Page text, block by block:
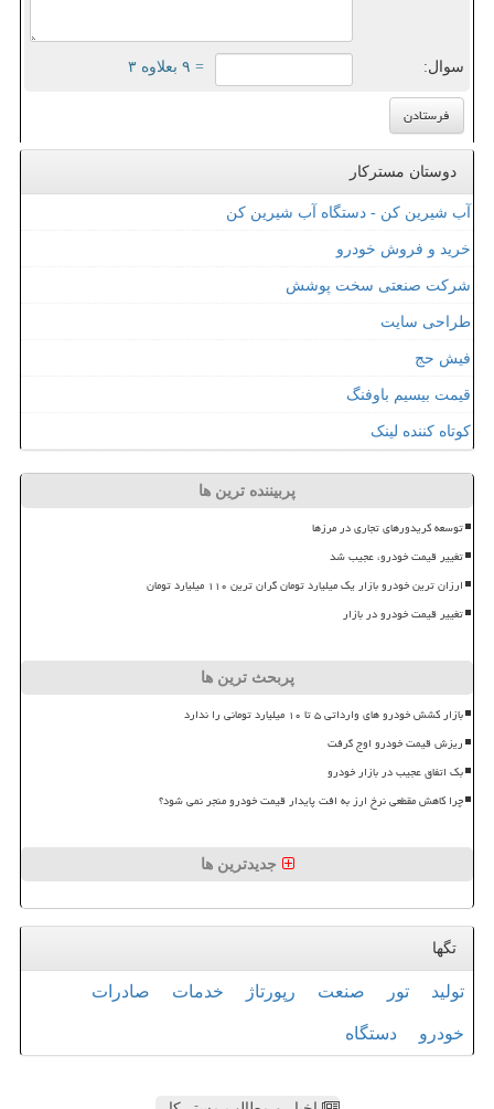
سوال: = ۹ بعلاوه ۳
دوستان مسترکار
آب شیرین کن - دستگاه آب شیرین کن
خرید و فروش خودرو
شرکت صنعتی سخت پوشش
طراحی سایت
فیش حج
قیمت بیسیم باوفنگ
کوتاه کننده لینک
پربیننده ترین ها
توسعه کریدورهای تجاری در مرزها
تغییر قیمت خودرو، عجیب شد
ارزان ترین خودرو بازار یک میلیارد تومان گران ترین ۱۱۰ میلیارد تومان
تغییر قیمت خودرو در بازار
پربحث ترین ها
بازار کشش خودرو های وارداتی ۵ تا ۱۰ میلیارد تومانی را ندارد
ریزش قیمت خودرو اوج گرفت
بک اتفاق عجیب در بازار خودرو
چرا کاهش مقطعی نرخ ارز به افت پایدار قیمت خودرو منجر نمی شود؟
جدیدترین ها
تگها
تولید تور صنعت رپورتاژ خدمات صادرات
خودرو دستگاه